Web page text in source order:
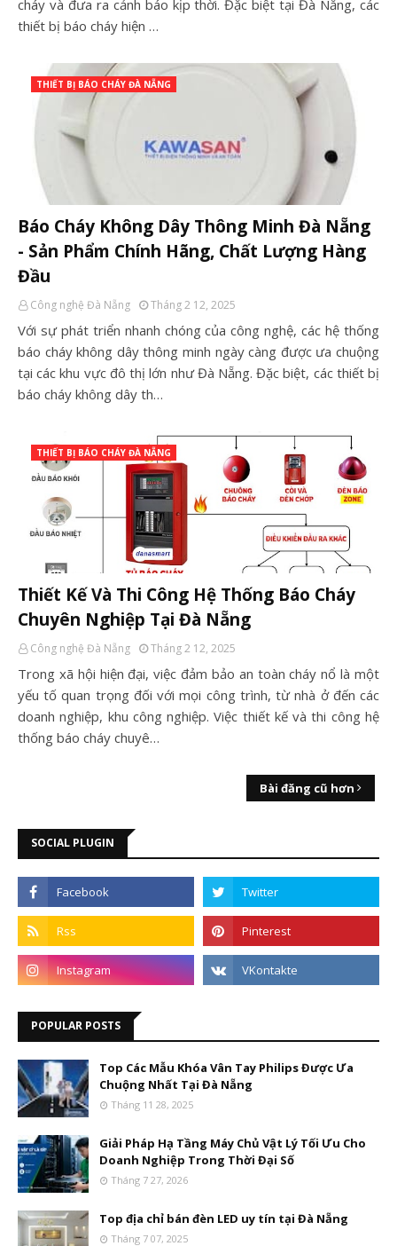
cháy và đưa ra cảnh báo kịp thời. Đặc biệt tại Đà Nẵng, các
thiết bị báo cháy hiện …
THIẾT BỊ BÁO CHÁY ĐÀ NẴNG
Báo Cháy Không Dây Thông Minh Đà Nẵng
- Sản Phẩm Chính Hãng, Chất Lượng Hàng
Đầu
Công nghệ Đà Nẵng Tháng 2 12, 2025
Với sự phát triển nhanh chóng của công nghệ, các hệ thống
báo cháy không dây thông minh ngày càng được ưa chuộng
tại các khu vực đô thị lớn như Đà Nẵng. Đặc biệt, các thiết bị
báo cháy không dây th…
THIẾT BỊ BÁO CHÁY ĐÀ NẴNG
Thiết Kế Và Thi Công Hệ Thống Báo Cháy
Chuyên Nghiệp Tại Đà Nẵng
Công nghệ Đà Nẵng Tháng 2 12, 2025
Trong xã hội hiện đại, việc đảm bảo an toàn cháy nổ là một
yếu tố quan trọng đối với mọi công trình, từ nhà ở đến các
doanh nghiệp, khu công nghiệp. Việc thiết kế và thi công hệ
thống báo cháy chuyê…
Bài đăng cũ hơn
SOCIAL PLUGIN
POPULAR POSTS
Top Các Mẫu Khóa Vân Tay Philips Được Ưa
Chuộng Nhất Tại Đà Nẵng
Tháng 11 28, 2025
Giải Pháp Hạ Tầng Máy Chủ Vật Lý Tối Ưu Cho
Doanh Nghiệp Trong Thời Đại Số
Tháng 7 27, 2026
Top địa chỉ bán đèn LED uy tín tại Đà Nẵng
Tháng 7 07, 2025